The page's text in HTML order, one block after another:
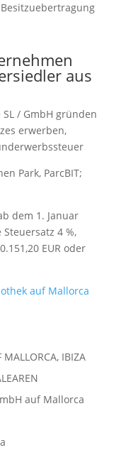
aus
/ GmbH gründen
erwerben,
Park, ParcBIT;
dem 1. Januar
4 %,
EUR oder
auf Mallorca
MALLORCA, IBIZA
auf Mallorca
in Spanien
geht (z.B.
Wir